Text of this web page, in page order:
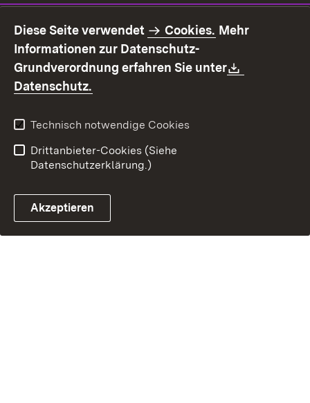
Benutzungshinweise
Erklärung zur
Barrierefreiheit
Kontakt
Fehlerhaften Link melden
Diese Seite verwendet Cookies. Mehr
Informationen zur Datenschutz-
Grundverordnung erfahren Sie unter
Datenschutz.
Technisch notwendige Cookies
Drittanbieter-Cookies (Siehe
Datenschutzerklärung.)
Akzeptieren